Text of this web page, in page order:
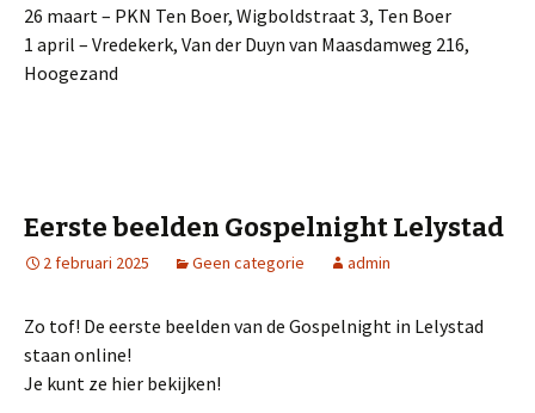
26 maart – PKN Ten Boer, Wigboldstraat 3, Ten Boer
1 april – Vredekerk, Van der Duyn van Maasdamweg 216,
Hoogezand
Eerste beelden Gospelnight Lelystad
2 februari 2025 Geen categorie admin
Zo tof! De eerste beelden van de Gospelnight in Lelystad
staan online!
Je kunt ze hier bekijken!